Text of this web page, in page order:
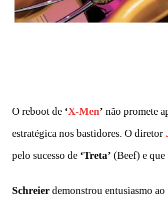
O reboot de ‘X-Men’ não promete
estratégica nos bastidores. O diretor
pelo sucesso de ‘Treta’ (Beef) e
Schreier demonstrou entusiasmo